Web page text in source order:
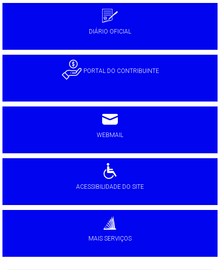
DIÁRIO OFICIAL
PORTAL DO CONTRIBUINTE
WEBMAIL
ACESSIBILIDADE DO SITE
MAIS SERVIÇOS